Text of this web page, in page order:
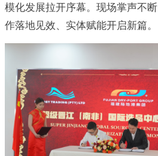
模化发展拉开序幕。现场掌声不
作落地见效、实体赋能开启新篇。